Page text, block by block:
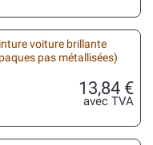
voiture brillante
pas métallisées)
13,84 €
avec TVA